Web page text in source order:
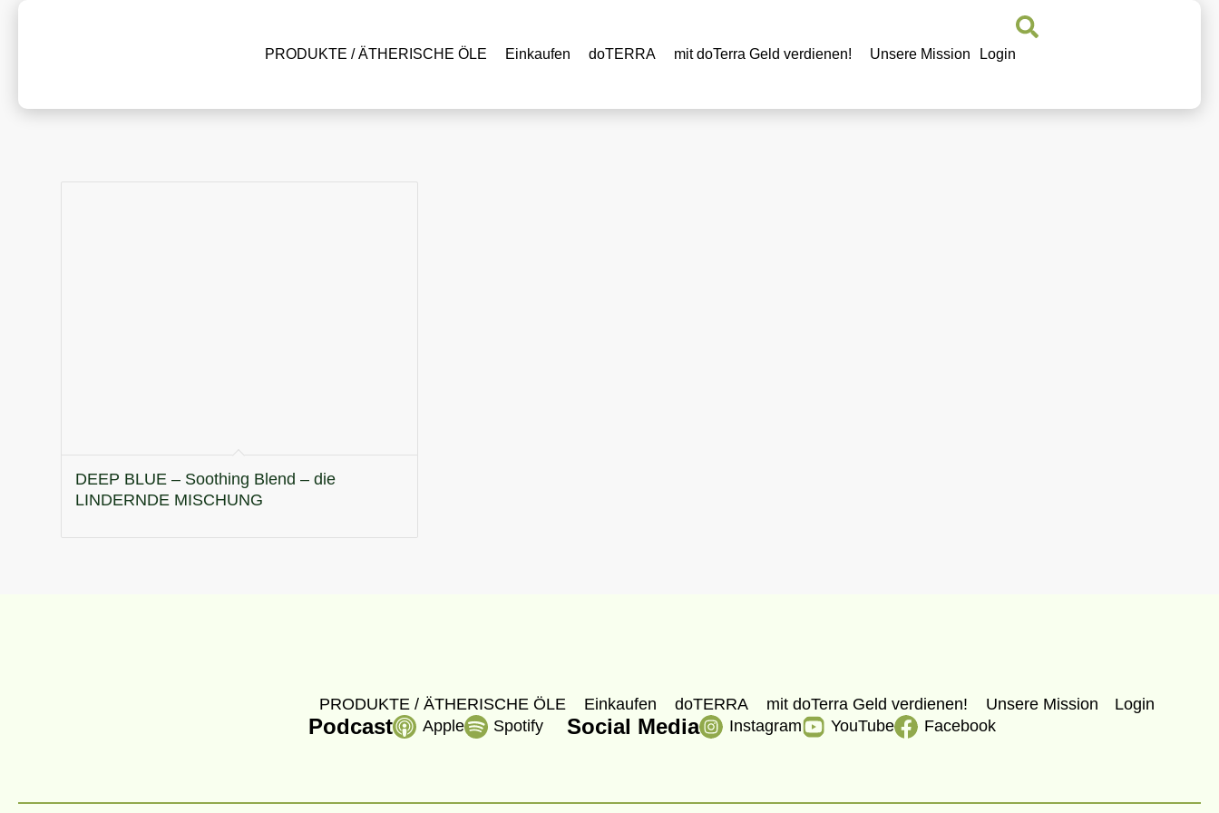
PRODUKTE / ÄTHERISCHE ÖLE Einkaufen doTERRA mit doTerra Geld verdienen! Unsere Mission Login
DEEP BLUE – Soothing Blend – die
LINDERNDE MISCHUNG
PRODUKTE / ÄTHERISCHE ÖLE Einkaufen doTERRA mit doTerra Geld verdienen! Unsere Mission Login
Podcast Apple Spotify Social Media Instagram YouTube Facebook